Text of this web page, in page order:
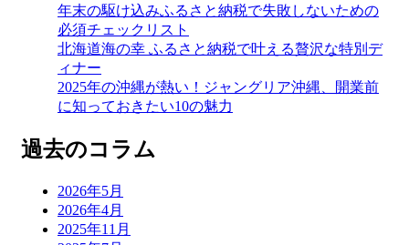
年末の駆け込みふるさと納税で失敗しないための
必須チェックリスト
北海道海の幸 ふるさと納税で叶える贅沢な特別デ
ィナー
2025年の沖縄が熱い！ジャングリア沖縄、開業前
に知っておきたい10の魅力
過去のコラム
2026年5月
2026年4月
2025年11月